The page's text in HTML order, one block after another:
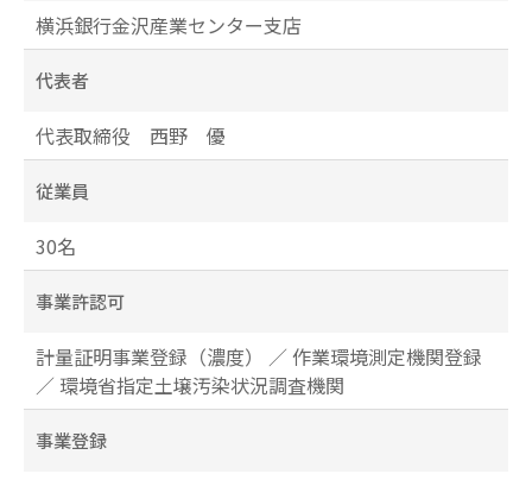
横浜銀行金沢産業センター支店
代表者
代表取締役 西野 優
従業員
30名
事業許認可
計量証明事業登録（濃度） ／ 作業環境測定機関登録
／ 環境省指定土壌汚染状況調査機関
事業登録